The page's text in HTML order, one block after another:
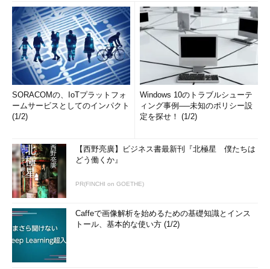
SORACOMの、IoTプラットフォ
ームサービスとしてのインパクト
(1/2)
Windows 10のトラブルシューテ
ィング事例──未知のポリシー設
定を探せ！ (1/2)
【西野亮廣】ビジネス書最新刊『北極星 僕たちは
どう働くか』
PR(FINCHI on GOETHE)
Caffeで画像解析を始めるための基礎知識とインス
トール、基本的な使い方 (1/2)